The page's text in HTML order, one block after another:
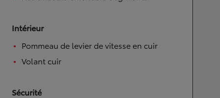
Intérieur
Pommeau de levier de vitesse en cuir
Volant cuir
Sécurité